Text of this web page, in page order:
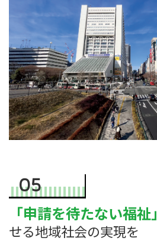
05
「申請を待たない福祉」
せる地域社会の実現を